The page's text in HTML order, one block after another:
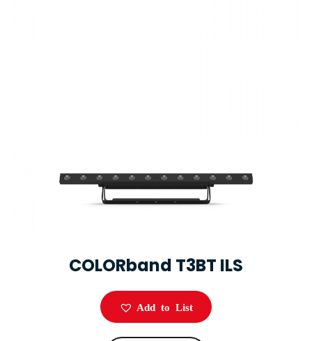
COLORband T3BT ILS
Add to List